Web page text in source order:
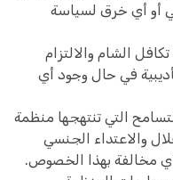
أو أي خرق لسياسة
الشام والالتزام
في حال وجود أي
التي تنتهجها منظمة
والاعتداء الجنسي
مخالفة بهذا الخصوص.